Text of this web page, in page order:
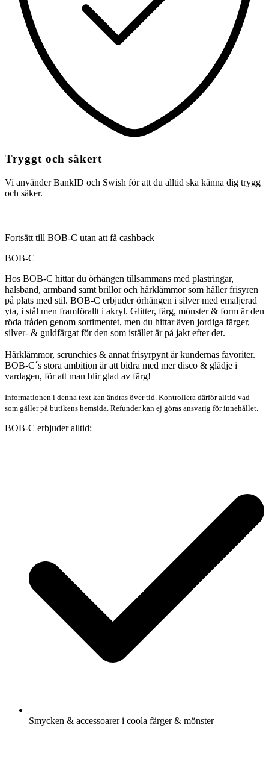
Tryggt och säkert
Vi använder BankID och Swish för att du alltid ska känna dig trygg
och säker.
Fortsätt till BOB-C utan att få cashback
BOB-C
Hos BOB-C hittar du örhängen tillsammans med plastringar,
halsband, armband samt brillor och hårklämmor som håller frisyren
på plats med stil. BOB-C erbjuder örhängen i silver med emaljerad
yta, i stål men framförallt i akryl. Glitter, färg, mönster & form är den
röda tråden genom sortimentet, men du hittar även jordiga färger,
silver- & guldfärgat för den som istället är på jakt efter det.
Hårklämmor, scrunchies & annat frisyrpynt är kundernas favoriter.
BOB-C´s stora ambition är att bidra med mer disco & glädje i
vardagen, för att man blir glad av färg!
Informationen i denna text kan ändras över tid. Kontrollera därför alltid vad
som gäller på butikens hemsida. Refunder kan ej göras ansvarig för innehållet.
BOB-C erbjuder alltid:
Smycken & accessoarer i coola färger & mönster